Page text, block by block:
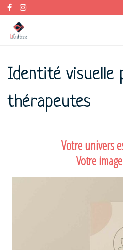
Skip to content
Identité visuelle
thérapeutes
Votre univers
Votre